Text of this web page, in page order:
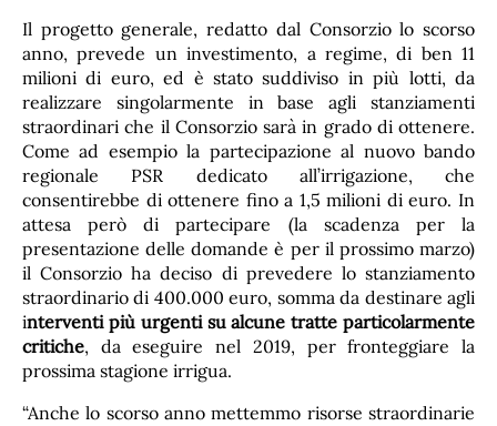
Il progetto generale, redatto dal Consorzio lo scorso
anno, prevede un investimento, a regime, di ben 11
milioni di euro, ed è stato suddiviso in più lotti, da
realizzare singolarmente in base agli stanziamenti
straordinari che il Consorzio sarà in grado di ottenere.
Come ad esempio la partecipazione al nuovo bando
regionale PSR dedicato all’irrigazione, che
consentirebbe di ottenere fino a 1,5 milioni di euro. In
attesa però di partecipare (la scadenza per la
presentazione delle domande è per il prossimo marzo)
il Consorzio ha deciso di prevedere lo stanziamento
straordinario di 400.000 euro, somma da destinare agli
interventi più urgenti su alcune tratte particolarmente
critiche, da eseguire nel 2019, per fronteggiare la
prossima stagione irrigua.
“Anche lo scorso anno mettemmo risorse straordinarie